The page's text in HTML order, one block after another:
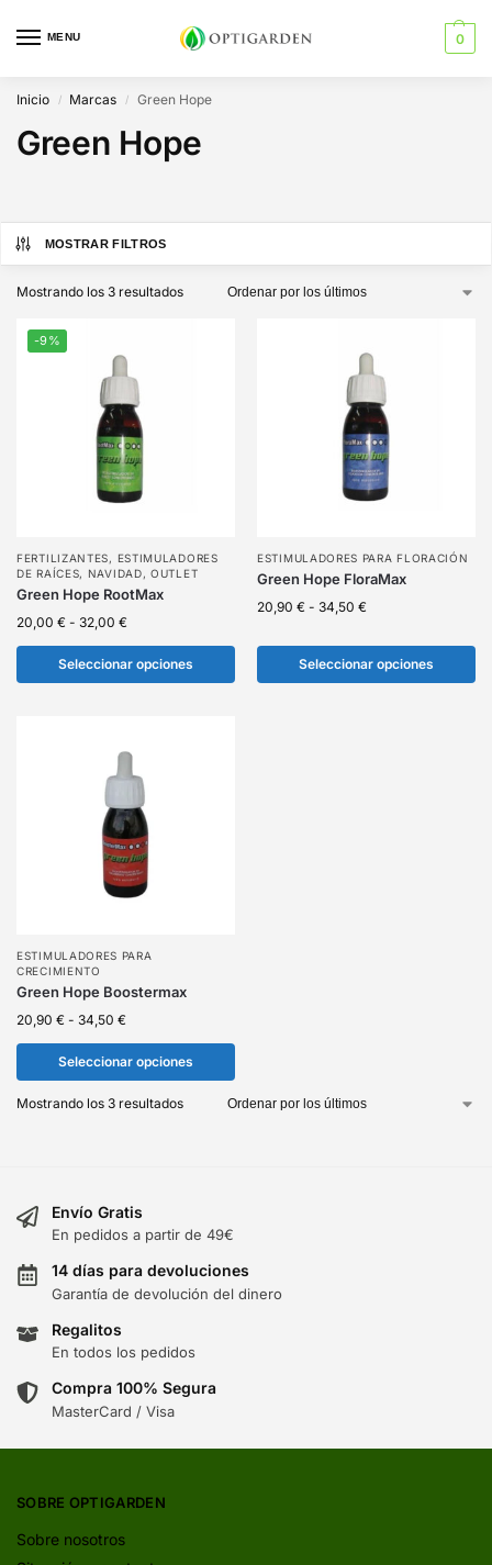
MENU 0
Inicio / Marcas / Green Hope
Green Hope
MOSTRAR FILTROS
Mostrando los 3 resultados
-9%
FERTILIZANTES, ESTIMULADORES
DE RAÍCES, NAVIDAD,OUTLET
Green Hope RootMax
20,00 € - 32,00 €
Seleccionar opciones
ESTIMULADORES PARA FLORACIÓN
Green Hope FloraMax
20,90 € - 34,50 €
Seleccionar opciones
ESTIMULADORES PARA
CRECIMIENTO
Green Hope Boostermax
20,90 € - 34,50 €
Seleccionar opciones
Mostrando los 3 resultados
Envío Gratis
En pedidos a partir de 49€
14 días para devoluciones
Garantía de devolución del dinero
Regalitos
En todos los pedidos
Compra 100% Segura
MasterCard / Visa
SOBRE OPTIGARDEN
Sobre nosotros